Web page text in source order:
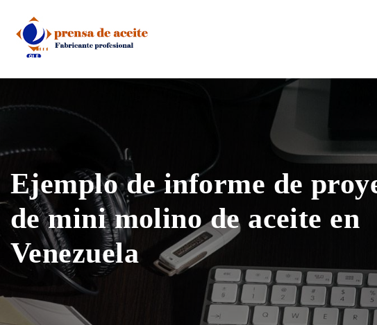
content
Ejemplo de informe de
de mini molino de aceite en
Venezuela